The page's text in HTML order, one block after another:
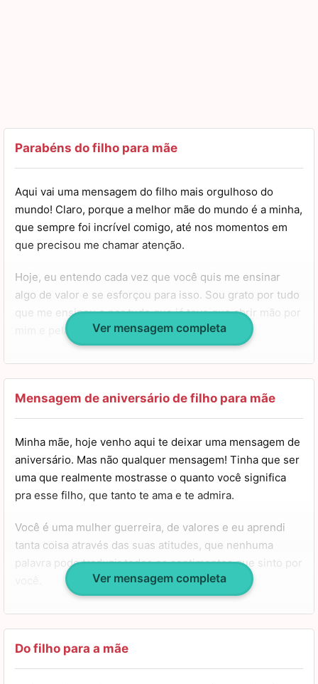
Parabéns do filho para mãe
Aqui vai uma mensagem do filho mais orgulhoso do
mundo! Claro, porque a melhor mãe do mundo é a minha,
que sempre foi incrível comigo, até nos momentos em
que precisou me chamar atenção.
Hoje, eu entendo cada vez que você quis me ensinar
algo de valor e se esforçou para isso. Sou grato por tudo
que me ensinou e por tudo que já teve que abrir mão por
mim e pela nossa família.
E eu queria ressaltar que me lembro com muita alegria
de todas as vezes em que você se esforçou para me
fazer feliz e uma pessoa melhor.
incrível como você!
Ver mensagem completa
Mensagem de aniversário de filho para mãe
Minha mãe, hoje venho aqui te deixar uma mensagem de
aniversário. Mas não qualquer mensagem! Tinha que ser
uma que realmente mostrasse o quanto você significa
pra esse filho, que tanto te ama e te admira.
Você é uma mulher guerreira, de valores e eu aprendi
tanta coisa através das suas atitudes, que nenhuma
palavra pode traduzir todos os sentimentos que sinto por
Meu jeito de ser, meu caráter, minha educação e tudo
que tenho é inspirado em você e minha força de vontade
vem dos seus incentivos.
Ver mensagem completa
Do filho para a mãe